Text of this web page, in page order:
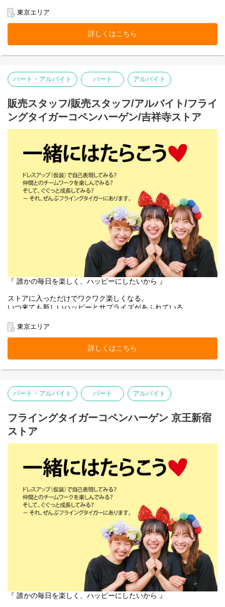
働くスタッフ自身がブランドのファンで、商品を愛しているか
ら。
そして売り場づくりを伸び伸び楽しめるカルチャーがあるから。
お客様だけでなく、スタッフも自然に笑顔になれるのが
Flying Tiger Copenhagenという場所です。
吉祥寺ストアで、私たちのチームの一員になりませんか。
■お店の雰囲気はブログでご覧いただけます！
https://blog.jp.flyingtiger.com/brand/flying-tiger-copenhagen
本店所在地及び本社・営業本部：
Zebra Japan株式会社（東京都渋谷区神宮前2-22-16）
東京エリア
詳しくはこちら
パート・アルバイト パート アルバイト
販売スタッフ/販売スタッフ/アルバイト/フライ
ングタイガーコペンハーゲン/吉祥寺ストア
『 誰かの毎日を楽しく、ハッピーにしたいから 』
ストアに入っただけでワクワク楽しくなる。
いつ来ても新しいハッピーとサプライズがあふれている。
働くスタッフ自身がブランドのファンで、商品を愛しているか
ら。
そして売り場づくりを伸び伸び楽しめるカルチャーがあるから。
お客様だけでなく、スタッフも自然に笑顔になれるのが
Flying Tiger Copenhagenという場所です。
吉祥寺ストアで、私たちのチームの一員になりませんか。
■お店の雰囲気はブログでご覧いただけます！
https://blog.jp.flyingtiger.com/brand/flying-tiger-copenhagen
東京エリア
詳しくはこちら
パート・アルバイト パート アルバイト
フライングタイガーコペンハーゲン 京王新宿
ストア
『 誰かの毎日を楽しく、ハッピーにしたいから 』